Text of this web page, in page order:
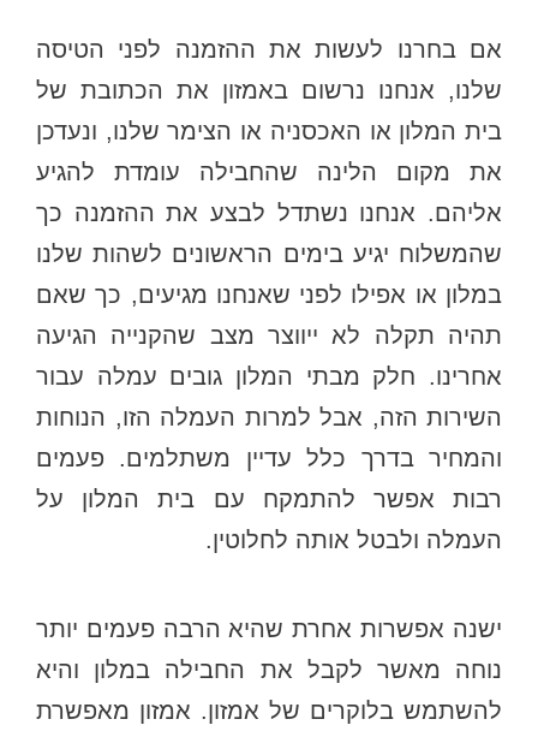
אם בחרנו לעשות את ההזמנה לפני הטיסה
שלנו, אנחנו נרשום באמזון את הכתובת של
בית המלון או האכסניה או הצימר שלנו, ונעדכן
את מקום הלינה שהחבילה עומדת להגיע
אליהם. אנחנו נשתדל לבצע את ההזמנה כך
שהמשלוח יגיע בימים הראשונים לשהות שלנו
במלון או אפילו לפני שאנחנו מגיעים, כך שאם
תהיה תקלה לא ייווצר מצב שהקנייה הגיעה
אחרינו. חלק מבתי המלון גובים עמלה עבור
השירות הזה, אבל למרות העמלה הזו, הנוחות
והמחיר בדרך כלל עדיין משתלמים. פעמים
רבות אפשר להתמקח עם בית המלון על
העמלה ולבטל אותה לחלוטין.
ישנה אפשרות אחרת שהיא הרבה פעמים יותר
נוחה מאשר לקבל את החבילה במלון והיא
להשתמש בלוקרים של אמזון. אמזון מאפשרת